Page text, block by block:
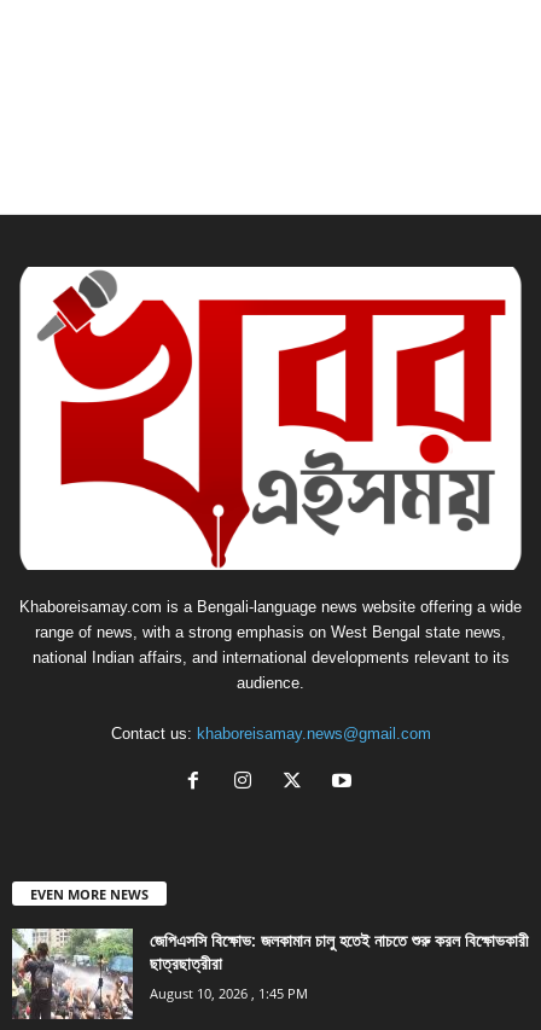
Khaboreisamay.com is a Bengali-language news website offering a wide
range of news, with a strong emphasis on West Bengal state news,
national Indian affairs, and international developments relevant to its
audience.
Contact us: khaboreisamay.news@gmail.com
EVEN MORE NEWS
জেপিএসসি বিক্ষোভ: জলকামান চালু হতেই নাচতে শুরু করল বিক্ষোভকারী
ছাত্রছাত্রীরা
August 10, 2026 , 1:45 PM